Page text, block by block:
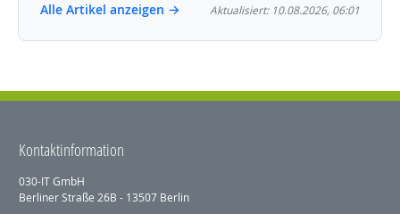
Alle Artikel anzeigen → Aktualisiert: 10.08.2026, 06:01
Kontaktinformation
030-IT GmbH
Berliner Straße 26B - 13507 Berlin